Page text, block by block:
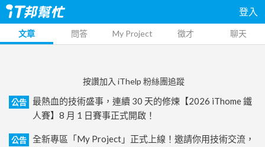
登入
文章 問答 My Project 徵才 聊天
按讚加入 iThelp 粉絲團追蹤
公告
最熱血的技術盛事，連續 30 天的修煉【2026 iThome 鐵
人賽】8 月 1 日賽事正式開啟！
公告
全新專區「My Project」正式上線！邀請你用技術交流，